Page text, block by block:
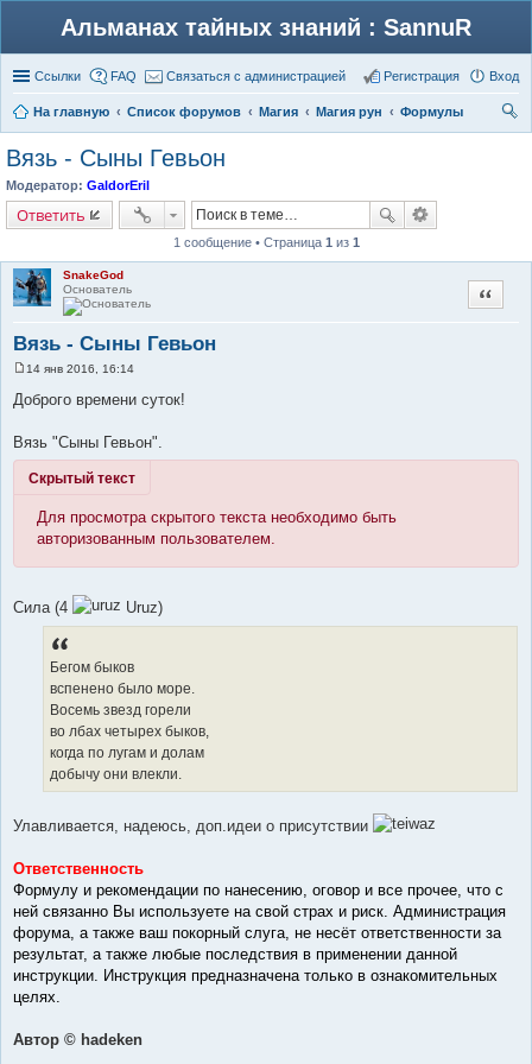
Альманах тайных знаний : SannuR
Ссылки FAQ Связаться с администрацией Вход
Регистрация
На главную Список форумов Магия Магия рун
Формулы
Вязь - Сыны Гевьон
Модератор: GaldorEril
Ответить
1 сообщение • Страница 1 из 1
SnakeGod
Основатель
Вязь - Сыны Гевьон
Цитата
о
е
и
14 янв 2016, 16:14
Доброго времени суток!
Вязь "Сыны Гевьон".
Скрытый текст
Для просмотра скрытого текста необходимо быть
авторизованным пользователем.
Сила (4 Uruz)
Бегом быков
вспенено было море.
Восемь звезд горели
во лбах четырех быков,
когда по лугам и долам
добычу они влекли.
Улавливается, надеюсь, доп.идеи о присутствии
Ответственность
Формулу и рекомендации по нанесению, оговор и все прочее, что с
ней связанно Вы используете на свой страх и риск. Администрация
форума, а также ваш покорный слуга, не несёт ответственности за
результат, а также любые последствия в применении данной
инструкции. Инструкция предназначена только в ознакомительных
целях.
Автор © hadeken